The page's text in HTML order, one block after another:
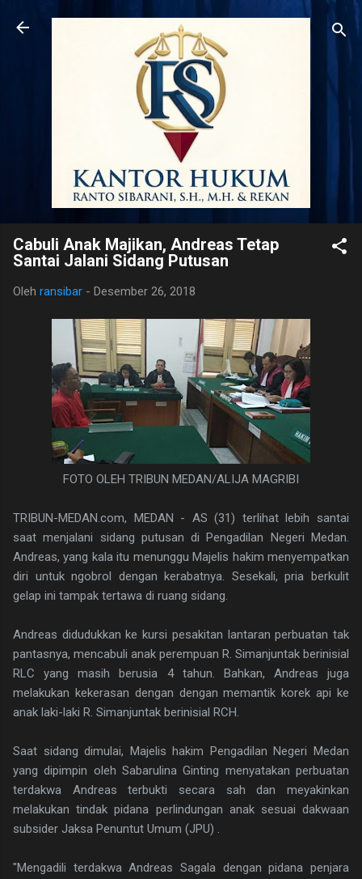
Langsung ke konten utama
Cabuli Anak Majikan, Andreas Tetap
Santai Jalani Sidang Putusan
Oleh ransibar - Desember 26, 2018
FOTO OLEH TRIBUN MEDAN/ALIJA MAGRIBI
TRIBUN-MEDAN.com, MEDAN - AS (31) terlihat lebih santai
saat menjalani sidang putusan di Pengadilan Negeri Medan.
Andreas, yang kala itu menunggu Majelis hakim menyempatkan
diri untuk ngobrol dengan kerabatnya. Sesekali, pria berkulit
gelap ini tampak tertawa di ruang sidang.
Andreas didudukkan ke kursi pesakitan lantaran perbuatan tak
pantasnya, mencabuli anak perempuan R. Simanjuntak berinisial
RLC yang masih berusia 4 tahun. Bahkan, Andreas juga
melakukan kekerasan dengan dengan memantik korek api ke
anak laki-laki R. Simanjuntak berinisial RCH.
Saat sidang dimulai, Majelis hakim Pengadilan Negeri Medan
yang dipimpin oleh Sabarulina Ginting menyatakan perbuatan
terdakwa Andreas terbukti secara sah dan meyakinkan
melakukan tindak pidana perlindungan anak sesuai dakwaan
subsider Jaksa Penuntut Umum (JPU) .
"Mengadili terdakwa Andreas Sagala dengan pidana penjara